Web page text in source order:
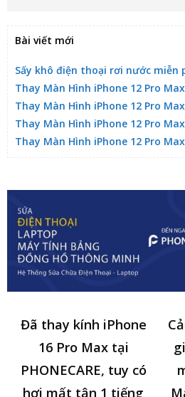
Bài viết mới
Sấy khô điện thoại rơi nước miễn
Thay Màn Hình iPhone 12 Pro
Thay Màn Hình iPhone 12 Pro
Thay Màn Hình iPhone 12 Pro Max
Thay Màn Hình iPhone 12 Pro
Đã thay kính iPhone
16 Pro Max tại
PHONECARE, tuy có
hơi mất tận 1 tiếng